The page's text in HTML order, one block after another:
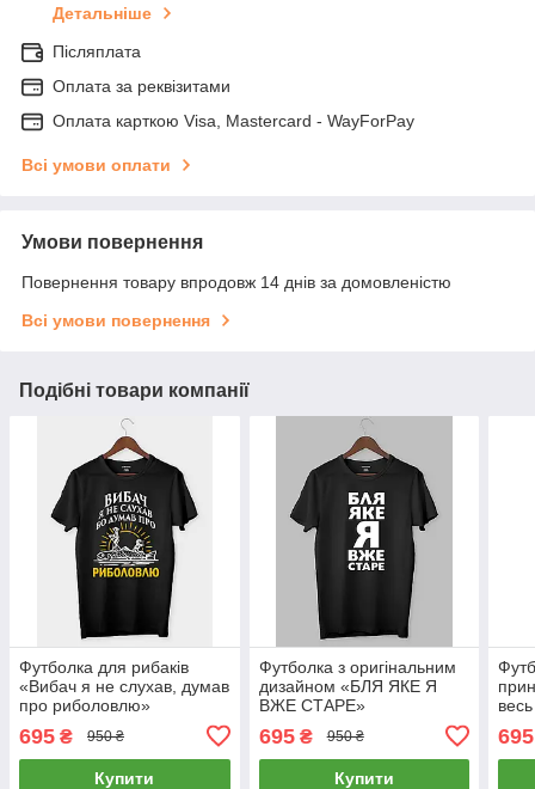
Детальніше
Післяплата
Оплата за реквізитами
Оплата карткою Visa, Mastercard - WayForPay
Всі умови оплати
Умови повернення
Повернення товару впродовж 14 днів за домовленістю
Всі умови повернення
Подібні товари компанії
Футболка для рибаків
«Вибач я не слухав, думав
про риболовлю»
695 ₴ 950 ₴
Купити
Футболка з оригінальним
дизайном «БЛЯ ЯКЕ Я
ВЖЕ СТАРЕ»
695₴ 950 ₴
Купити
695